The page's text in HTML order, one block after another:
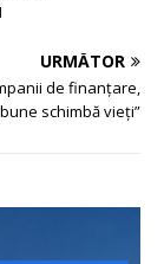
URMĂTOR
de finanţare,
schimbă vieţi”